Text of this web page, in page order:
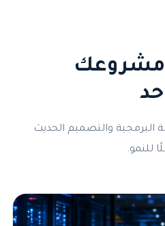
مشروعك
البرمجية والتصميم الحديث
للنمو.